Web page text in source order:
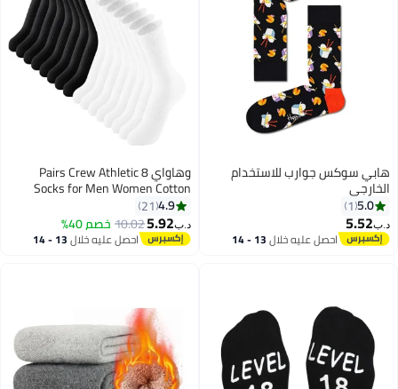
سوكس جوارب للاستخدام
5.0
1
5.52
احصل عليه خلال 13 - 14
وهاواي 8 Pairs Crew Athletic
Socks for Men Women Cotton
Moisture Wicking Cushion Crew
Socks for Sport Running Traveling,
White & Black
4.9
21
5.92
10.02خصم 40%
احصل عليه خلال 13 - 14